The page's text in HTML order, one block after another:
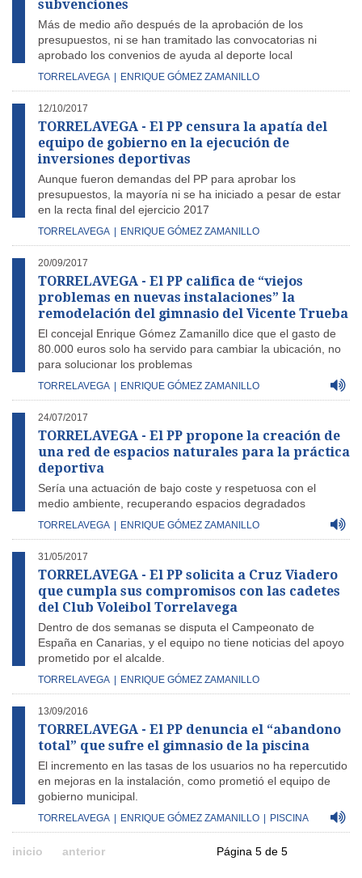
subvenciones
Más de medio año después de la aprobación de los
presupuestos, ni se han tramitado las convocatorias ni
aprobado los convenios de ayuda al deporte local
TORRELAVEGA ENRIQUE GÓMEZ ZAMANILLO
12/10/2017
TORRELAVEGA - El PP censura la apatía del
equipo de gobierno en la ejecución de
inversiones deportivas
Aunque fueron demandas del PP para aprobar los
presupuestos, la mayoría ni se ha iniciado a pesar de estar
en la recta final del ejercicio 2017
TORRELAVEGA ENRIQUE GÓMEZ ZAMANILLO
20/09/2017
TORRELAVEGA - El PP califica de “viejos
problemas en nuevas instalaciones” la
remodelación del gimnasio del Vicente Trueba
El concejal Enrique Gómez Zamanillo dice que el gasto de
80.000 euros solo ha servido para cambiar la ubicación, no
para solucionar los problemas
TORRELAVEGA ENRIQUE GÓMEZ ZAMANILLO
24/07/2017
TORRELAVEGA - El PP propone la creación de
una red de espacios naturales para la práctica
deportiva
Sería una actuación de bajo coste y respetuosa con el
medio ambiente, recuperando espacios degradados
TORRELAVEGA ENRIQUE GÓMEZ ZAMANILLO
31/05/2017
TORRELAVEGA - El PP solicita a Cruz Viadero
que cumpla sus compromisos con las cadetes
del Club Voleibol Torrelavega
Dentro de dos semanas se disputa el Campeonato de
España en Canarias, y el equipo no tiene noticias del apoyo
prometido por el alcalde.
TORRELAVEGA ENRIQUE GÓMEZ ZAMANILLO
13/09/2016
TORRELAVEGA - El PP denuncia el “abandono
total” que sufre el gimnasio de la piscina
El incremento en las tasas de los usuarios no ha repercutido
en mejoras en la instalación, como prometió el equipo de
gobierno municipal.
TORRELAVEGA ENRIQUE GÓMEZ ZAMANILLO PISCINA
inicio anterior Página 5 de 5